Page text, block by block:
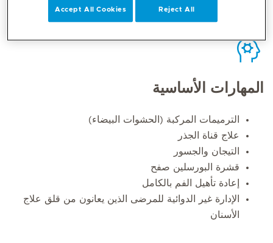
المهارات الأساسية
الترميمات المركبة (الحشوات البيضاء)
علاج قناة الجذر
التيجان والجسور
قشرة البورسلين صفح
إعادة تأهيل الفم بالكامل
الإدارة غير الدوائية للمرضى الذين يعانون من قلق علاج
الأسنان
Reject All
Accept All Cookies